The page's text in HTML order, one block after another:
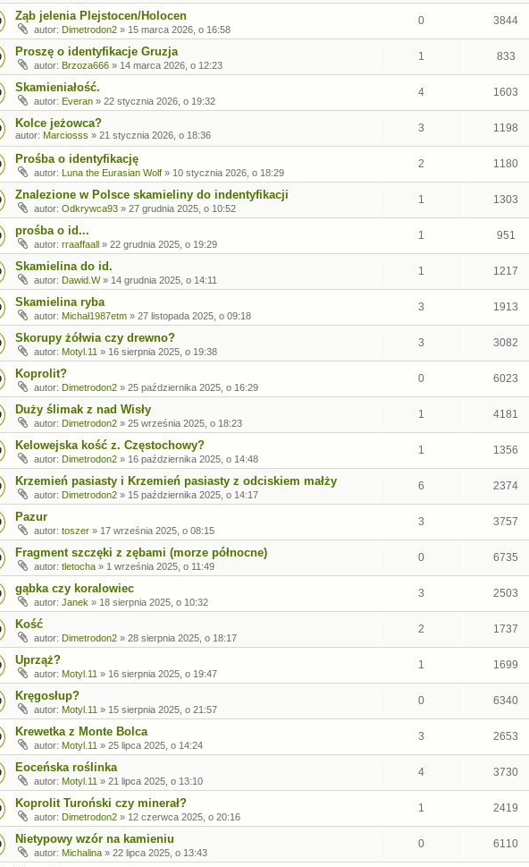
Ząb jelenia Plejstocen/Holocen
autor: Dimetrodon2 » 15 marca 2026, o 16:58
0 3844
Proszę o identyfikacje Gruzja
autor: Brzoza666 » 14 marca 2026, o 12:23
1 833
Skamieniałość.
autor: Everan » 22 stycznia 2026, o 19:32
4 1603
Kolce jeżowca?
autor: Marciosss » 21 stycznia 2026, o 18:36
3 1198
Prośba o identyfikację
autor: Luna the Eurasian Wolf » 10 stycznia 2026, o 18:29
2 1180
Znalezione w Polsce skamieliny do indentyfikacji
autor: Odkrywca93 » 27 grudnia 2025, o 10:52
1 1303
prośba o id...
autor: rraaffaall » 22 grudnia 2025, o 19:29
1 951
Skamielina do id.
autor: Dawid.W» 14 grudnia 2025, o 14:11
1 1217
Skamielina ryba
autor: Michał1987etm » 27 listopada 2025, o 09:18
3 1913
Skorupy żółwia czy drewno?
autor: Motyl.11 » 16 sierpnia 2025, o 19:38
3 3082
Koprolit?
autor: Dimetrodon2 » 25 października 2025, o 16:29
0 6023
Duży ślimak z nad Wisły
autor: Dimetrodon2 » 25 września 2025, o 18:23
1 4181
Kelowejska kość z. Częstochowy?
autor: Dimetrodon2 » 16 października 2025, o 14:48
1 1356
Krzemień pasiasty i Krzemień pasiasty z odciskiem małży
autor: Dimetrodon2 » 15 października 2025, o 14:17
6 2374
Pazur
autor: toszer » 17 września 2025, o 08:15
3 3757
Fragment szczęki z zębami (morze północne)
autor: tletocha » 1 września 2025, o 11:49
0 6735
gąbka czy koralowiec
autor: Janek » 18 sierpnia 2025, o 10:32
3 2503
Kość
autor: Dimetrodon2 » 28 sierpnia 2025, o 18:17
2 1737
Uprząż?
autor: Motyl.11 » 16 sierpnia 2025, o 19:47
1 1699
Kręgosłup?
autor: Motyl.11 » 15 sierpnia 2025, o 21:57
0 6340
Krewetka z Monte Bolca
autor: Motyl.11 » 25 lipca 2025, o 14:24
3 2653
Eoceńska roślinka
autor: Motyl.11 » 21 lipca 2025, o 13:10
4 3730
Koprolit Turoński czy minerał?
autor: Dimetrodon2 » 12 czerwca 2025, o 20:16
1 2419
Nietypowy wzór na kamieniu
autor: Michalina » 22 lipca 2025, o 13:43
0 6110